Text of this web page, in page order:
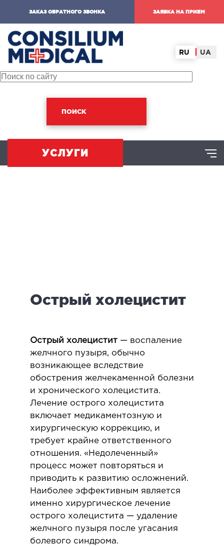
ЗАКАЗ ОБРАТНОГО ЗВОНКА ЗАЯВКА НА ПРИЕМ
RU UA
ПОИСК
УСЛУГИ
ХИРУРГИЯ
в гинекологии
в онкологии
в хирургии
И ОНКОХИРУРГИЯ
и болезни молочной железы
и онкохирургия
Острый холецистит
Острый холецистит — воспаление
желчного пузыря, обычно
возникающее вследствие
обострения желчекаменной болезни
и хронического холецистита.
Лечение острого холецистита
включает медикаментозную и
хирургическую коррекцию, и
требует крайне ответственного
отношения. «Недолеченный»
процесс может повторяться и
приводить к развитию осложнений.
Наиболее эффективным является
именно хирургическое лечение
острого холецистита — удаление
желчного пузыря после угасания
болевого синдрома.